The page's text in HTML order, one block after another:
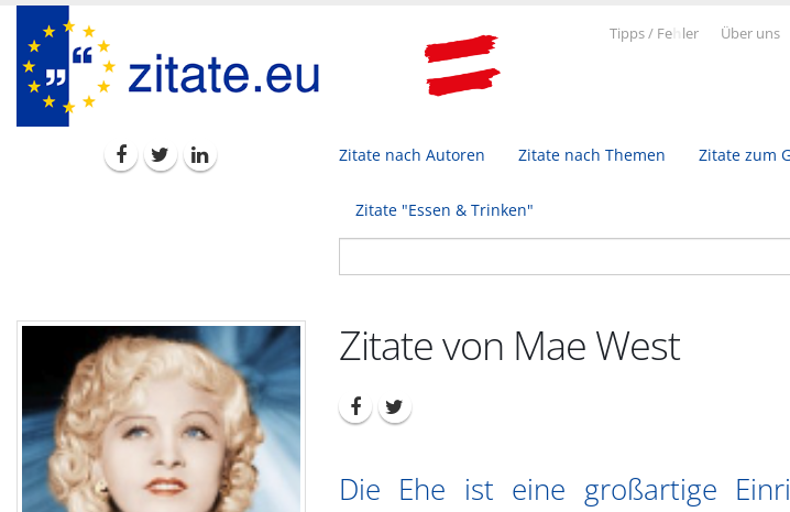
Tipps / Fe ler Über uns
Zitate nach Autoren Zitate nach Themen Zitate zum
Zitate "Essen & Trinken"
Zitate von Mae West
Die Ehe ist eine großartige